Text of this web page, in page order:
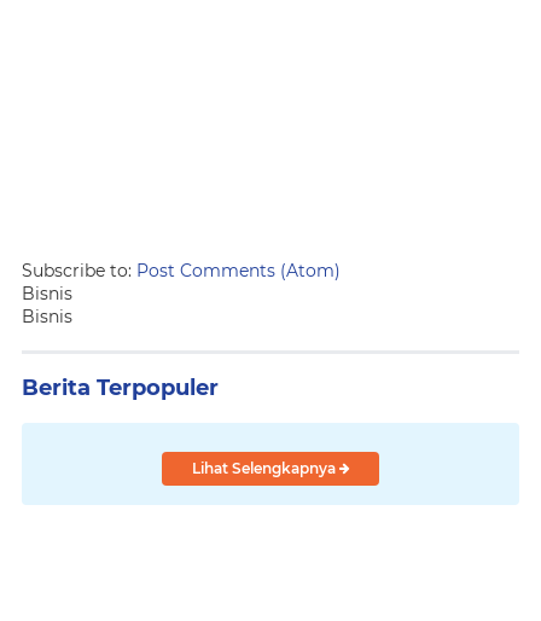
Subscribe to: Post Comments (Atom)
Bisnis
Bisnis
Berita Terpopuler
Lihat Selengkapnya